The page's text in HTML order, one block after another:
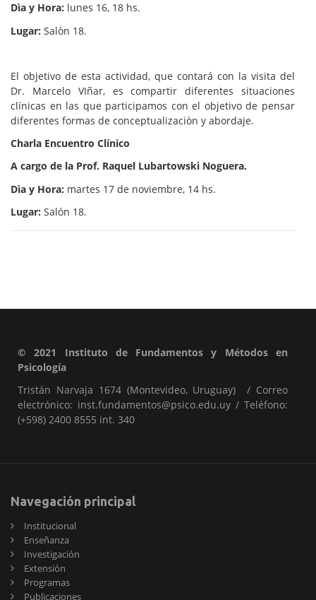
Dìa y Hora: lunes 16, 18 hs.
Lugar: Salòn 18.
El objetivo de esta actividad, que contará con la visita del
Dr. Marcelo VIñar, es compartir diferentes situaciones
clínicas en las que participamos con el objetivo de pensar
diferentes formas de conceptualizaciòn y abordaje.
Charla Encuentro Clínico
A cargo de la Prof. Raquel Lubartowski Noguera.
Dìa y Hora: martes 17 de noviembre, 14 hs.
Lugar: Salón 18.
© 2021 Instituto de Fundamentos y Métodos en
Psicología
Tristán Narvaja 1674 (Montevideo, Uruguay) / Correo
electrónico: inst.fundamentos@psico.edu.uy / Teléfono:
(+598) 2400 8555 int. 340
Navegación principal
Institucional
Enseñanza
Investigación
Extensión
Programas
Publicaciones